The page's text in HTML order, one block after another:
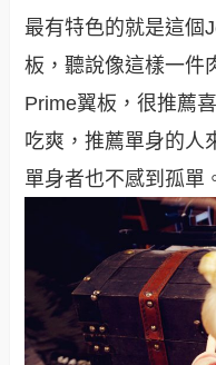
最有特色的就是這個
板，聽說像這樣一件
Prime翼板，很推薦
吃爽，推薦單身的人
單身者也不感到孤單